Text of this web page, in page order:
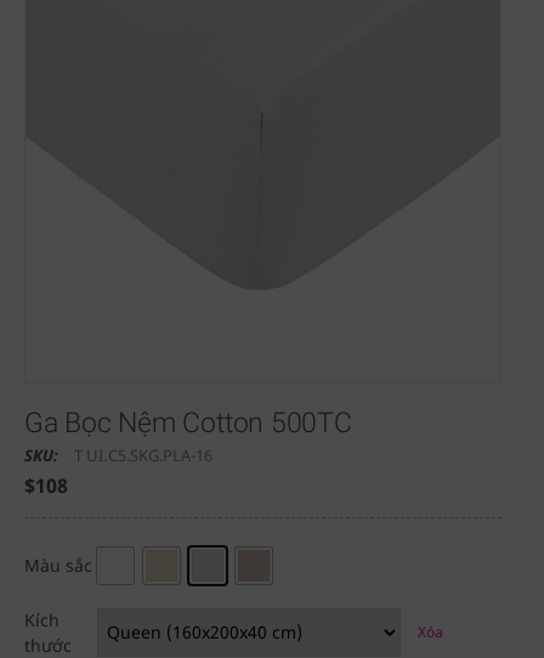
Ga Bọc Nệm Cotton 500TC
SKU: T UI.C5.SKG.PLA-16
$108
Màu sắc
Kích
thước
Xóa